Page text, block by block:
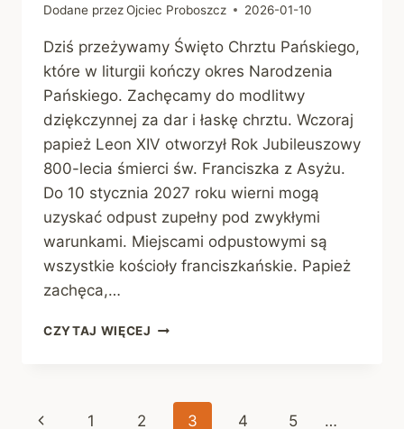
Dodane przezOjciec Proboszcz 2026-01-10
Dziś przeżywamy Święto Chrztu Pańskiego,
które w liturgii kończy okres Narodzenia
Pańskiego. Zachęcamy do modlitwy
dziękczynnej za dar i łaskę chrztu. Wczoraj
papież Leon XIV otworzył Rok Jubileuszowy
800-lecia śmierci św. Franciszka z Asyżu.
Do 10 stycznia 2027 roku wierni mogą
uzyskać odpust zupełny pod zwykłymi
warunkami. Miejscami odpustowymi są
wszystkie kościoły franciszkańskie. Papież
zachęca,…
CZYTAJ WIĘCEJ OGŁOSZENIA
STYCZNIA
Nawigacja
Poprzednia
1 2 3 4 5 …